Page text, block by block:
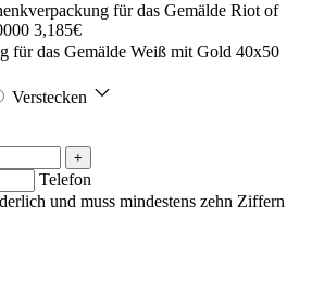
für das Gemälde Riot of
3,185€
für das Gemälde Weiß mit Gold 40x50
Verstecken
+
Telefon
und muss mindestens zehn Ziffern